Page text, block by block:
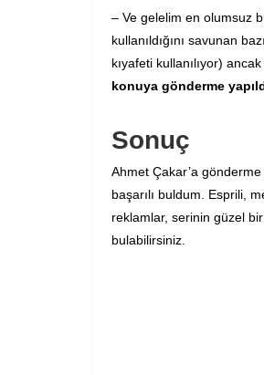
– Ve gelelim en olumsuz
kullanıldığını savunan
kıyafeti kullanılıyor)
konuya gönderme
Sonuç
Ahmet Çakar’a
başarılı buldum. Esprili,
reklamlar, serinin güzel
bulabilirsiniz.